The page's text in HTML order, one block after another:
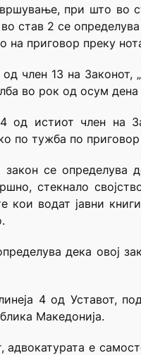
при што во
став 2 се
приговор преку
член 13 на Законот,
во рок од осум дена
од истиот член на
по тужба по
се определува
стекнало
кои водат јавни
дека овој
4 од Уставот,
Македонија.
адвокатурата е